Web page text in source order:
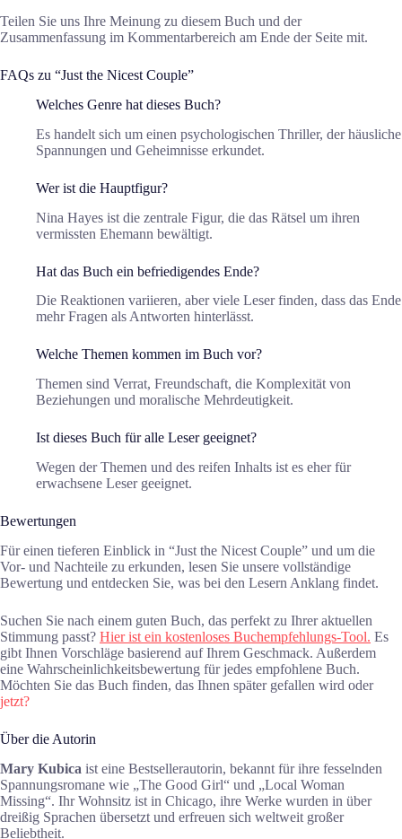
Teilen Sie uns Ihre Meinung zu diesem Buch und der
Zusammenfassung im Kommentarbereich am Ende der Seite mit.
FAQs zu “Just the Nicest Couple”
Welches Genre hat dieses Buch?
Es handelt sich um einen psychologischen Thriller, der häusliche
Spannungen und Geheimnisse erkundet.
Wer ist die Hauptfigur?
Nina Hayes ist die zentrale Figur, die das Rätsel um ihren
vermissten Ehemann bewältigt.
Hat das Buch ein befriedigendes Ende?
Die Reaktionen variieren, aber viele Leser finden, dass das Ende
mehr Fragen als Antworten hinterlässt.
Welche Themen kommen im Buch vor?
Themen sind Verrat, Freundschaft, die Komplexität von
Beziehungen und moralische Mehrdeutigkeit.
Ist dieses Buch für alle Leser geeignet?
Wegen der Themen und des reifen Inhalts ist es eher für
erwachsene Leser geeignet.
Bewertungen
Für einen tieferen Einblick in “Just the Nicest Couple” und um die
Vor- und Nachteile zu erkunden, lesen Sie unsere vollständige
Bewertung und entdecken Sie, was bei den Lesern Anklang findet.
Suchen Sie nach einem guten Buch, das perfekt zu Ihrer aktuellen
Stimmung passt? Hier ist ein kostenloses Buchempfehlungs-Tool. Es
gibt Ihnen Vorschläge basierend auf Ihrem Geschmack. Außerdem
eine Wahrscheinlichkeitsbewertung für jedes empfohlene Buch.
Möchten Sie das Buch finden, das Ihnen später gefallen wird oder
jetzt?
Über die Autorin
Mary Kubica ist eine Bestsellerautorin, bekannt für ihre fesselnden
Spannungsromane wie „The Good Girl“ und „Local Woman
Missing“. Ihr Wohnsitz ist in Chicago, ihre Werke wurden in über
dreißig Sprachen übersetzt und erfreuen sich weltweit großer
Beliebtheit.